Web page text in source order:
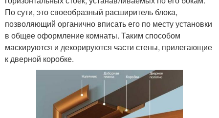
По сути, это своеобразный расширитель блока,
позволяющий органично вписать его по месту установки
в общее оформление комнаты. Таким способом
маскируются и декорируются части стены, прилегающие
к дверной коробке.